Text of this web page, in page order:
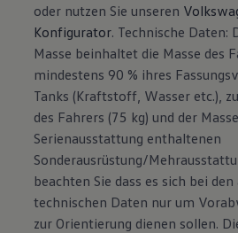
oder nutzen Sie unseren
Konfigurator. Technische Daten:
Masse beinhaltet die Masse des
mindestens 90 % ihres
Tanks (Kraftstoff, Wasser etc.),
des Fahrers (75 kg) und der
Serienausstattung enthaltenen
Sonderausrüstung/
beachten Sie dass es sich bei
technischen Daten nur um
zur Orientierung dienen sollen.